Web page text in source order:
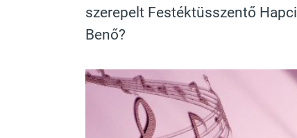
szerepelt Festéktüsszentő Hapci
Benő?